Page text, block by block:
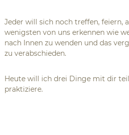
Jeder will sich noch treffen, feiern,
wenigsten von uns erkennen wie
nach Innen zu wenden und das
zu verabschieden.
Heute will ich drei Dinge mit dir
praktiziere.